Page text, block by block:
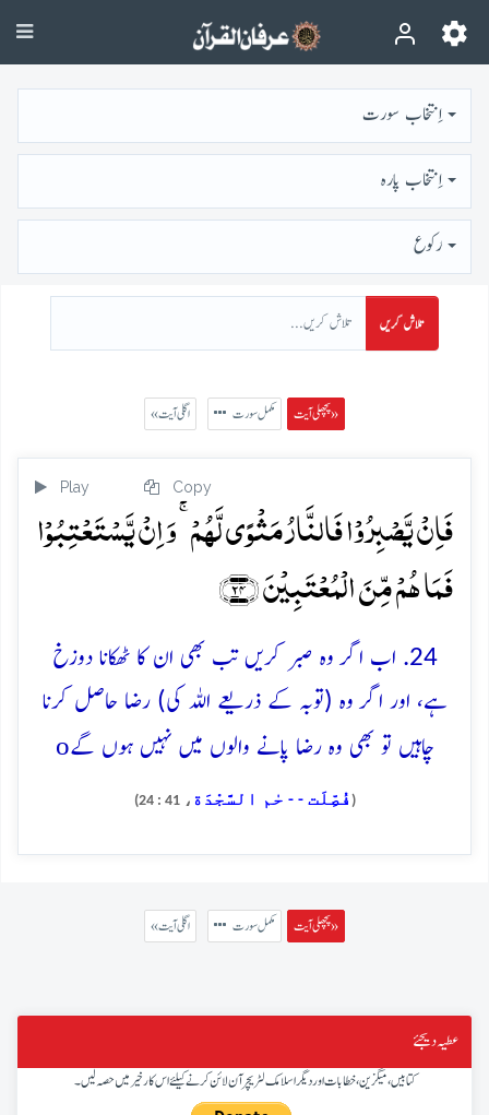
اِنتخاب سورت
اِنتخاب پارہ
رُكوع
تلاش کریں
پچھلی آیت » مکمل سورت « اگلی آیت
Play Copy
فَاِنۡ یَّصۡبِرُوۡا فَالنَّارُ مَثۡوًی لَّہُمۡ ۚ وَ اِنۡ یَّسۡتَعۡتِبُوۡا
فَمَا ہُمۡ مِّنَ الۡمُعۡتَبِیۡنَ ﴿۲۴﴾
24. اب اگر وہ صبر کریں تب بھی ان کا ٹھکانا دوزخ
ہے، اور اگر وہ (توبہ کے ذریعے اللہ کی) رضا حاصل کرنا
چاہیں تو بھی وہ رضا پانے والوں میں نہیں ہوں گےo
( فُصِّلَت - - حٰم السَّجْدَة ، 41 : 24)
پچھلی آیت » مکمل سورت « اگلی آیت
عطیہ دیجئے
کتابیں، میگزین، خطابات اور دیگر اسلامک لٹریچر آن لائن کرنے کیلئے اس کار خیر میں حصہ لیں۔